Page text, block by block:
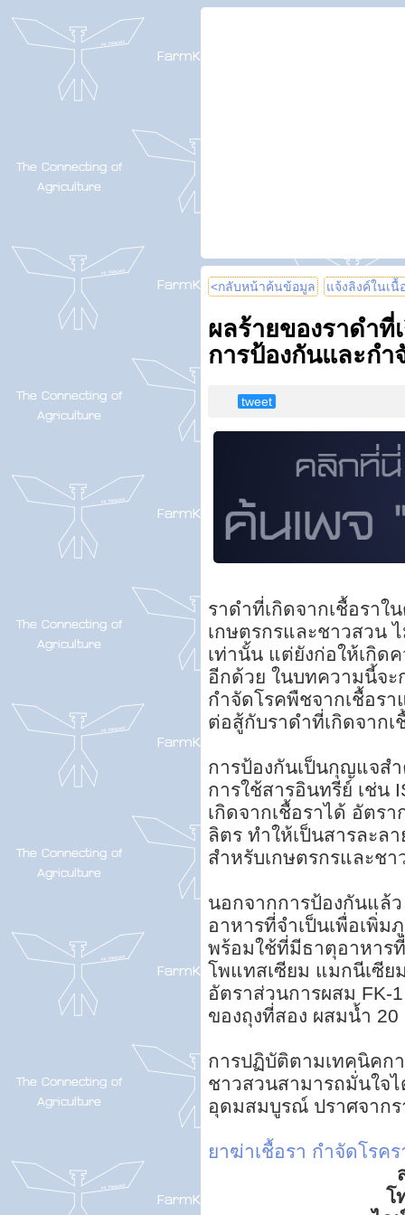
<กลับหน้าค้นข้อมูล แจ้งลิงค์ในเนื้
ผลร้ายของราดำที่
การป้องกันและกำ
tweet
ราดำที่เกิดจากเชื้อรา
เกษตรกรและชาวสวน
เท่านั้น แต่ยังก่อให้เกิด
อีกด้วย ในบทความนี้จ
กำจัดโรคพืชจากเชื้อร
ต่อสู้กับราดำที่เกิดจากเ
การป้องกันเป็นกุญแจส
การใช้สารอินทรีย์ เช่น
เกิดจากเชื้อราได้ อัตร
ลิตร ทำให้เป็นสารละล
สำหรับเกษตรกรและชา
นอกจากการป้องกันแล้
อาหารที่จำเป็นเพื่อเพิ่ม
พร้อมใช้ที่มีธาตุอาหาร
โพแทสเซียม แมกนีเซีย
อัตราส่วนการผสม FK-
ของถุงที่สอง ผสมน้ำ 20
การปฏิบัติตามเทคนิคก
ชาวสวนสามารถมั่นใจ
อุดมสมบูรณ์ ปราศจากร
ยาฆ่าเชื้อรา กำจัดโรค
โ